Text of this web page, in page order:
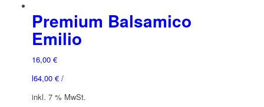
Premium Balsamico
Emilio
16,00 €
64,00 €/
l
inkl. 7 % MwSt.